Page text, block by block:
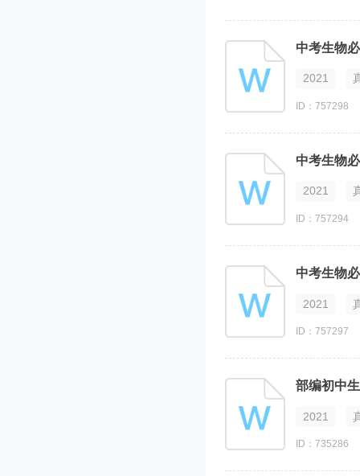
中考生物
2021
ID：757298
中考生物
2021
ID：757294
中考生物
2021
ID：757297
部编初中
2021
ID：735286